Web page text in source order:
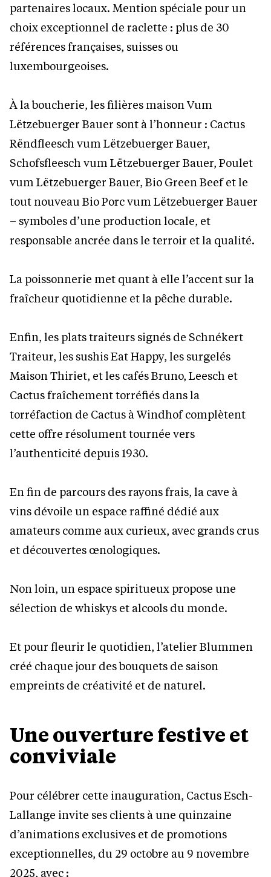
partenaires locaux. Mention spéciale pour un
choix exceptionnel de raclette : plus de 30
références françaises, suisses ou
luxembourgeoises.
À la boucherie, les filières maison Vum
Lëtzebuerger Bauer sont à l’honneur : Cactus
Rëndfleesch vum Lëtzebuerger Bauer,
Schofsfleesch vum Lëtzebuerger Bauer, Poulet
vum Lëtzebuerger Bauer, Bio Green Beef et le
tout nouveau Bio Porc vum Lëtzebuerger Bauer
– symboles d’une production locale, et
responsable ancrée dans le terroir et la qualité.
La poissonnerie met quant à elle l’accent sur la
fraîcheur quotidienne et la pêche durable.
Enfin, les plats traiteurs signés de Schnékert
Traiteur, les sushis Eat Happy, les surgelés
Maison Thiriet, et les cafés Bruno, Leesch et
Cactus fraîchement torréfiés dans la
torréfaction de Cactus à Windhof complètent
cette offre résolument tournée vers
l’authenticité depuis 1930.
En fin de parcours des rayons frais, la cave à
vins dévoile un espace raffiné dédié aux
amateurs comme aux curieux, avec grands crus
et découvertes œnologiques.
Non loin, un espace spiritueux propose une
sélection de whiskys et alcools du monde.
Et pour fleurir le quotidien, l’atelier Blummen
créé chaque jour des bouquets de saison
empreints de créativité et de naturel.
Une ouverture festive et
conviviale
Pour célébrer cette inauguration, Cactus Esch-
Lallange invite ses clients à une quinzaine
d’animations exclusives et de promotions
exceptionnelles, du 29 octobre au 9 novembre
2025, avec :